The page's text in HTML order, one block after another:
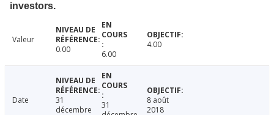
investors.
Valeur
0.00
6.00
4.00
Date
31
décembre
31
8 août
2018